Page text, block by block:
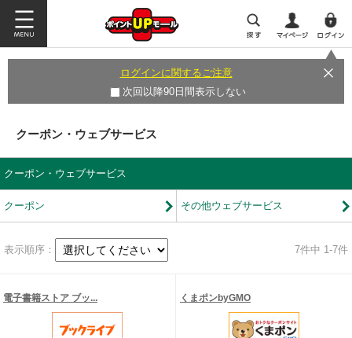
ログインに関するご注意
次回以降90日間表示しない
クーポン・ウェブサービス
クーポン・ウェブサービス
クーポン その他ウェブサービス
表示順序： 7件中 1-7件
電子書籍ストア ブッ... くまポンbyGMO